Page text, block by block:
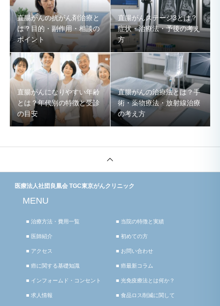
直腸がんの抗がん剤治療と
は？目的・副作用・相談の
ポイント
直腸がんステージ3とは？
症状・治療法・予後の考え
方
直腸がんになりやすい年齢
とは？年代別の特徴と受診
の目安
直腸がんの治療法とは？手
術・薬物療法・放射線治療
の考え方
医療法人社団良凰会 TGC東京がんクリニック
MENU
■ 治療方法・費用一覧 ■ 当院の特徴と実績
■ 医師紹介 ■ 初めての方
■ アクセス ■ お問い合わせ
■ 癌に関する基礎知識 ■ 癌最新コラム
■ インフォームド・コンセント ■ 光免疫療法とは何か？
■ 求人情報 ■ 食品ロス削減に関して